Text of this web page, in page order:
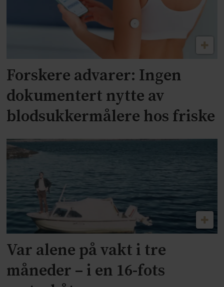
Forskere advarer: Ingen
dokumentert nytte av
blodsukkermålere hos friske
Var alene på vakt i tre
måneder – i en 16-fots